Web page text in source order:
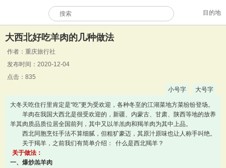
目的地
大西北好吃羊肉的几种做法
作者：重庆旅行社
发布时间：2020-12-04
点击：835
小号字
大号字
大冬天吃住行里肯定是“吃”更为受欢迎，各种冬至的江湖菜地方菜纷纷登场。
羊肉在我国大西北是很受欢迎的，新疆、内蒙古、甘肃、陕西等地的放养
羊其肉质品质位居全国前列，其中又以羊羔肉和羯羊肉为其中上品。
西北同胞烹饪手法不算细腻，但粗犷豪迈，其原汁原味也让人称手叫绝。
关于羯羊，之前我们有简单介绍：
什么是西北羯羊？
关于做法：
一、爆炒羔羊肉